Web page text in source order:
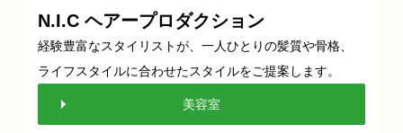
N.I.C ヘアープロダクション
経験豊富なスタイリストが、一人ひとりの髪質や骨格、
ライフスタイルに合わせたスタイルをご提案します。
美容室